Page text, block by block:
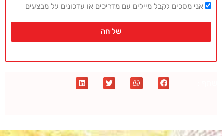
אני מסכים לקבל מיילים עם מדריכים או עדכונים על מבצעים
שליחה